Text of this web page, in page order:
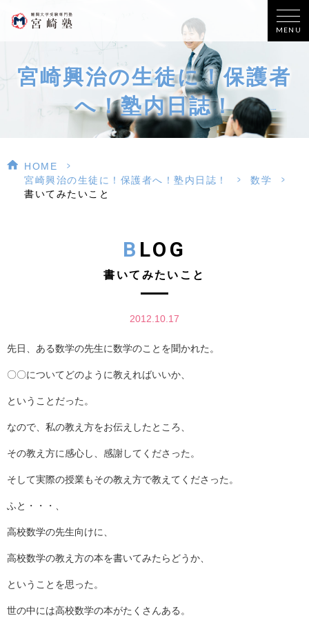
MENU
宮崎興治の生徒に！保護者
へ！塾内日誌！
HOME
>
宮崎興治の生徒に！保護者へ！塾内日誌！
> 数学
>
書いてみたいこと
BLOG
書いてみたいこと
2012.10.17
先日、ある数学の先生に数学のことを聞かれた。
〇〇についてどのように教えればいいか、
ということだった。
なので、私の教え方をお伝えしたところ、
その教え方に感心し、感謝してくださった。
そして実際の授業もその教え方で教えてくださった。
ふと・・・、
高校数学の先生向けに、
高校数学の教え方の本を書いてみたらどうか、
ということを思った。
世の中には高校数学の本がたくさんある。